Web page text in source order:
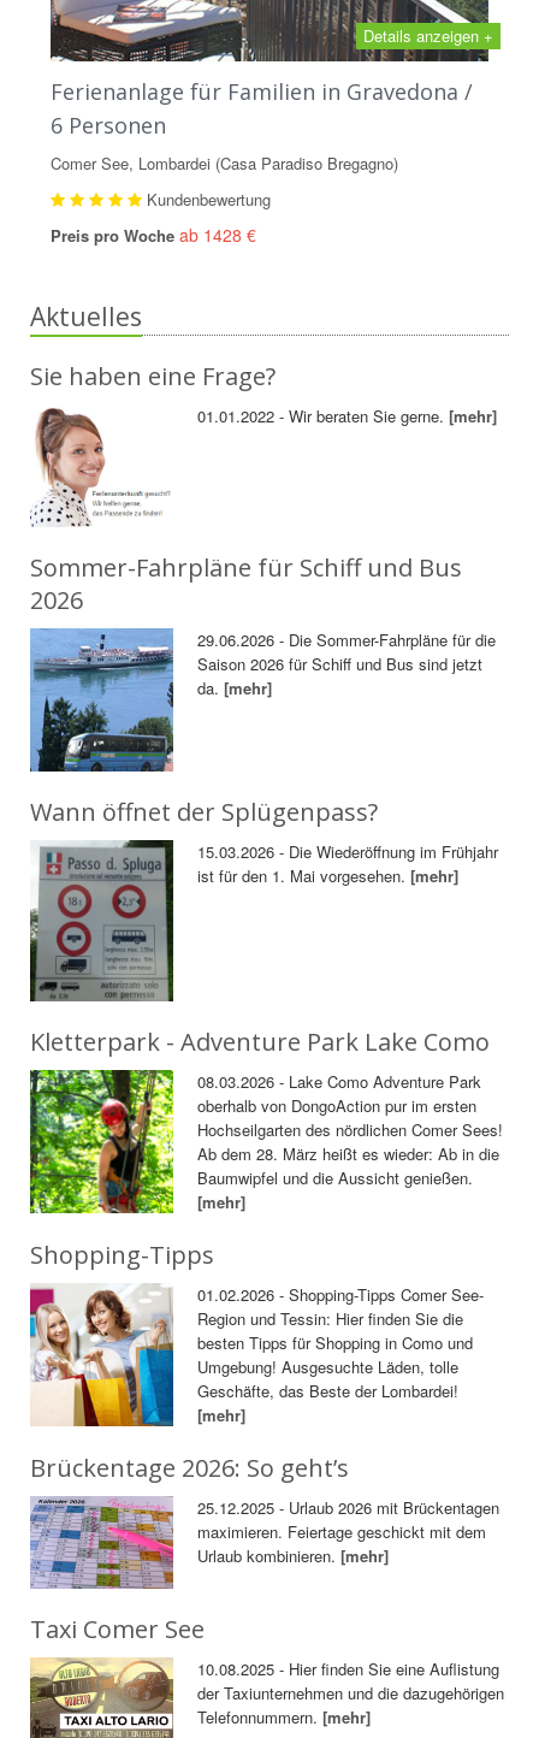
Details anzeigen +
Ferienanlage für Familien in Gravedona /
6 Personen
Comer See, Lombardei (Casa Paradiso Bregagno)
Kundenbewertung
Preis pro Woche ab 1428 €
Aktuelles
Sie haben eine Frage?
01.01.2022 - Wir beraten Sie gerne.[mehr]
Sommer-Fahrpläne für Schiff und Bus
2026
29.06.2026 - Die Sommer-Fahrpläne für die
Saison 2026 für Schiff und Bus sind jetzt
da.[mehr]
Wann öffnet der Splügenpass?
15.03.2026 - Die Wiederöffnung im Frühjahr
ist für den 1. Mai vorgesehen.[mehr]
Kletterpark - Adventure Park Lake Como
08.03.2026 - Lake Como Adventure Park
oberhalb von DongoAction pur im ersten
Hochseilgarten des nördlichen Comer Sees!
Ab dem 28. März heißt es wieder: Ab in die
Baumwipfel und die Aussicht genießen.
[mehr]
Shopping-Tipps
01.02.2026 - Shopping-Tipps Comer See-
Region und Tessin: Hier finden Sie die
besten Tipps für Shopping in Como und
Umgebung! Ausgesuchte Läden, tolle
Geschäfte, das Beste der Lombardei!
[mehr]
Brückentage 2026: So geht’s
25.12.2025 - Urlaub 2026 mit Brückentagen
maximieren. Feiertage geschickt mit dem
Urlaub kombinieren.[mehr]
Taxi Comer See
10.08.2025 - Hier finden Sie eine Auflistung
der Taxiunternehmen und die dazugehörigen
Telefonnummern.[mehr]